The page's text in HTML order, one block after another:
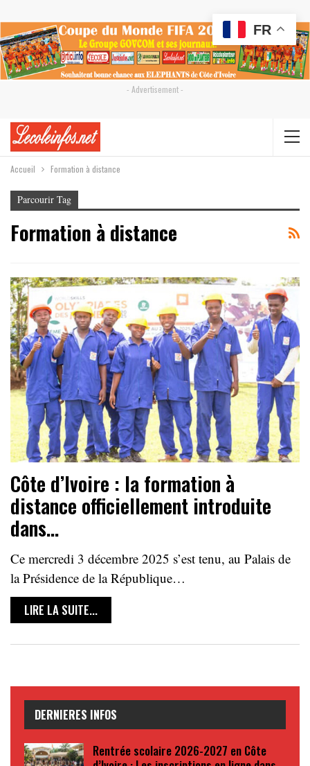
- Advertisement -
Accueil Formation à distance
Parcourir Tag
Formation à distance
Côte d’Ivoire : la formation à
distance officiellement introduite
dans…
Ce mercredi 3 décembre 2025 s’est tenu, au Palais de
la Présidence de la République…
LIRE LA SUITE...
DERNIERES INFOS
Rentrée scolaire 2026-2027 en Côte
FR